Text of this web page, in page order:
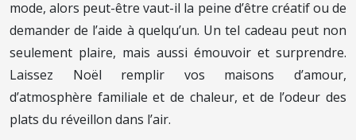
mode, alors peut-être vaut-il la peine d’être créatif ou de
demander de l’aide à quelqu’un. Un tel cadeau peut non
seulement plaire, mais aussi émouvoir et surprendre.
Laissez Noël remplir vos maisons d’amour,
d’atmosphère familiale et de chaleur, et de l’odeur des
plats du réveillon dans l’air.